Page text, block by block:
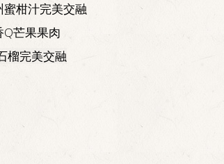
柑汁完美交融
芒果果肉
榴完美交融